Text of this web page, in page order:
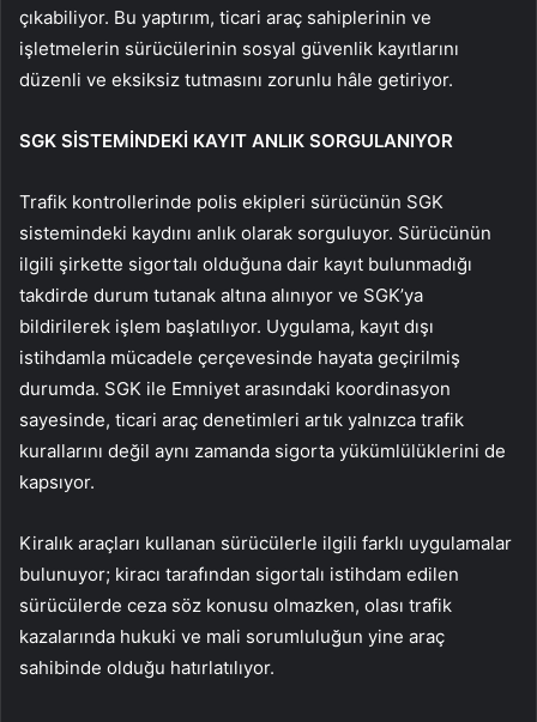
çıkabiliyor. Bu yaptırım, ticari araç sahiplerinin ve
işletmelerin sürücülerinin sosyal güvenlik kayıtlarını
düzenli ve eksiksiz tutmasını zorunlu hâle getiriyor.
SGK SİSTEMİNDEKİ KAYIT ANLIK SORGULANIYOR
Trafik kontrollerinde polis ekipleri sürücünün SGK
sistemindeki kaydını anlık olarak sorguluyor. Sürücünün
ilgili şirkette sigortalı olduğuna dair kayıt bulunmadığı
takdirde durum tutanak altına alınıyor ve SGK’ya
bildirilerek işlem başlatılıyor. Uygulama, kayıt dışı
istihdamla mücadele çerçevesinde hayata geçirilmiş
durumda. SGK ile Emniyet arasındaki koordinasyon
sayesinde, ticari araç denetimleri artık yalnızca trafik
kurallarını değil aynı zamanda sigorta yükümlülüklerini de
kapsıyor.
Kiralık araçları kullanan sürücülerle ilgili farklı uygulamalar
bulunuyor; kiracı tarafından sigortalı istihdam edilen
sürücülerde ceza söz konusu olmazken, olası trafik
kazalarında hukuki ve mali sorumluluğun yine araç
sahibinde olduğu hatırlatılıyor.